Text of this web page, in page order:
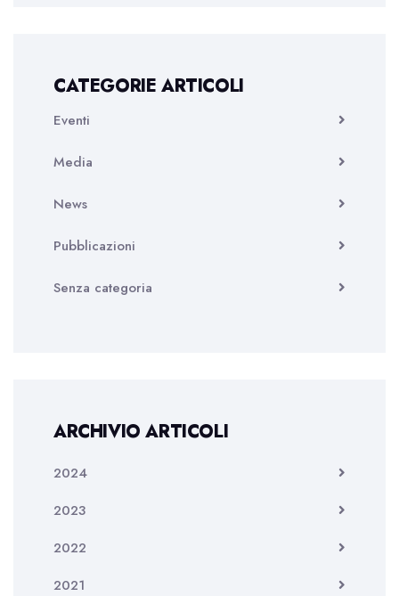
CATEGORIE ARTICOLI
Eventi
Media
News
Pubblicazioni
Senza categoria
ARCHIVIO ARTICOLI
2024
2023
2022
2021